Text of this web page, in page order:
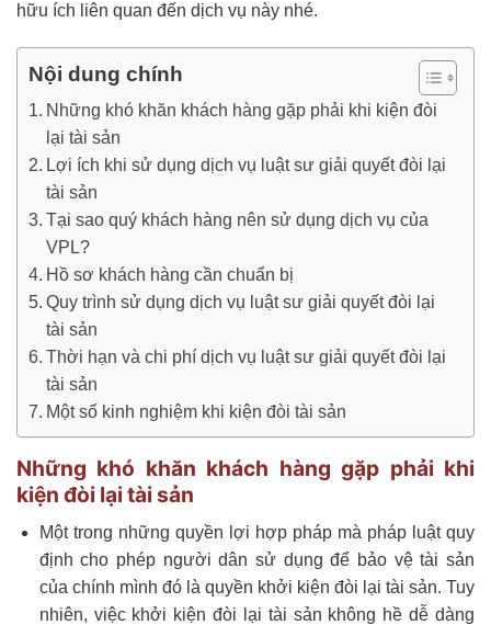
hữu ích liên quan đến dịch vụ này nhé.
Nội dung chính
Những khó khăn khách hàng gặp phải khi kiện đòi
lại tài sản
Lợi ích khi sử dụng dịch vụ luật sư giải quyết đòi lại
tài sản
Tại sao quý khách hàng nên sử dụng dịch vụ của
VPL?
Hồ sơ khách hàng cần chuẩn bị
Quy trình sử dụng dịch vụ luật sư giải quyết đòi lại
tài sản
Thời hạn và chi phí dịch vụ luật sư giải quyết đòi lại
tài sản
Một số kinh nghiệm khi kiện đòi tài sản
Những khó khăn khách hàng gặp phải khi
kiện đòi lại tài sản
Một trong những quyền lợi hợp pháp mà pháp luật quy
định cho phép người dân sử dụng để bảo vệ tài sản
của chính mình đó là quyền khởi kiện đòi lại tài sản. Tuy
nhiên, việc khởi kiện đòi lại tài sản không hề dễ dàng